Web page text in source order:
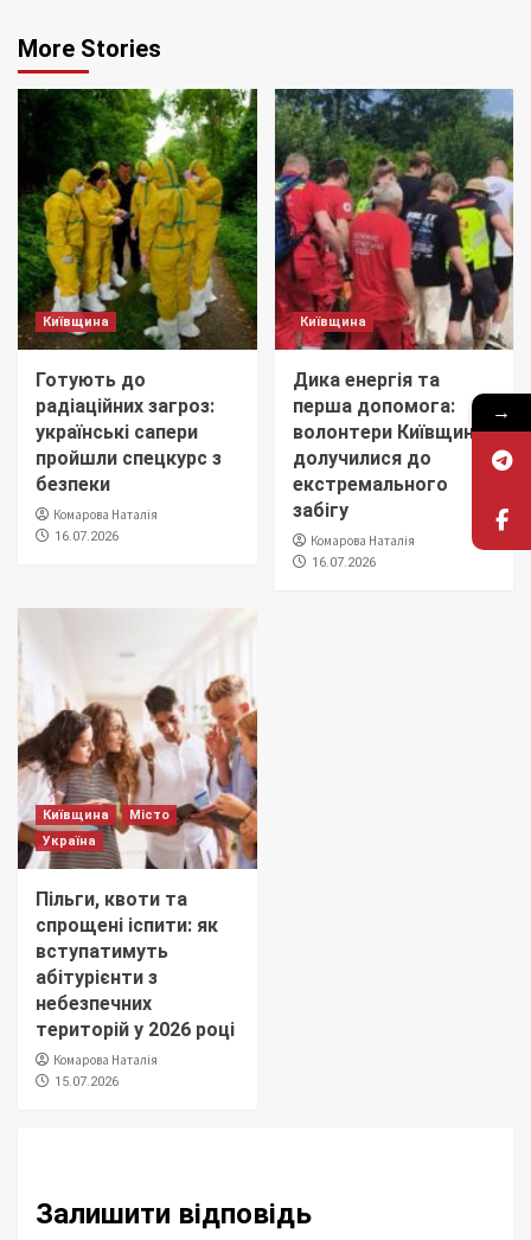
More Stories
Київщина
Готують до
радіаційних загроз:
українські сапери
пройшли спецкурс з
безпеки
Комарова Наталія
16.07.2026
Київщина
Дика енергія та
перша допомога:
волонтери Київщини
долучилися до
екстремального
забігу
Комарова Наталія
16.07.2026
Київщина
Місто
Україна
Пільги, квоти та
спрощені іспити: як
вступатимуть
абітурієнти з
небезпечних
територій у 2026 році
Комарова Наталія
15.07.2026
Залишити відповідь
→